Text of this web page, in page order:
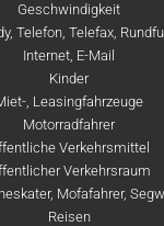
Geschwindigkeit
Telefon, Telefax,
Internet, E-Mail
Kinder
, Leasingfahrzeuge
Motorradfahrer
Verkehrsmittel
Verkehrsraum
Mofafahrer,
Reisen